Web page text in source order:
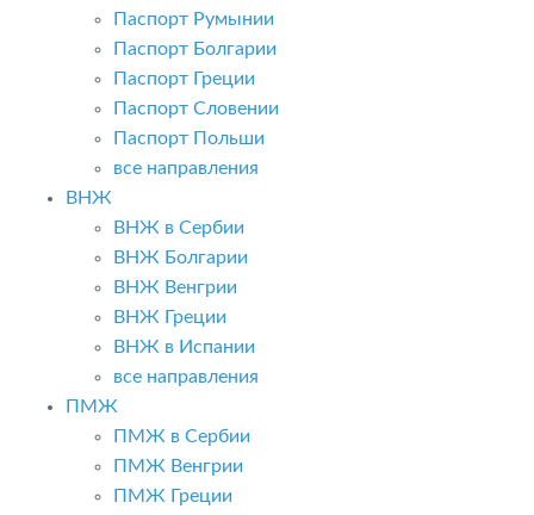
Паспорт Румынии
Паспорт Болгарии
Паспорт Греции
Паспорт Словении
Паспорт Польши
все направления
ВНЖ
ВНЖ в Сербии
ВНЖ Болгарии
ВНЖ Венгрии
ВНЖ Греции
ВНЖ в Испании
все направления
ПМЖ
ПМЖ в Сербии
ПМЖ Венгрии
ПМЖ Греции